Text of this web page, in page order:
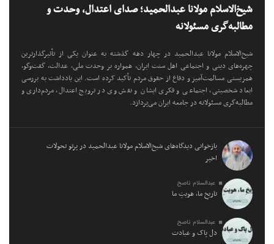
شیخ‌الاسلام مولانا عبدالحمید؛ صدای اعتدال، وحدت و
مطالبه‌گری مسئولانه
شیخ‌الاسلام مولانا عبدالحمید در چهار دهه گذشته به عنوان یکی از تأثیرگذارترین
چهره‌های دینی و اجتماعی اهل سنت ایران، همواره بر وحدت ملی، عدالت، گفت‌وگو،
همزیستی مسالمت‌آمیز و دفاع از حقوق مردم تأکید کرده است. این یادداشت به بررسی
ابعاد شخصیتی، اجتماعی و فکری ایشان و نقش وی در ترویج اعتدال، مردم‌داری و
مطالبه‌گری مسئولانه در جامعه ایران می‌پردازد.
بازخوانی دیدگاه‌های شیخ‌الاسلام مولانا عبدالحمید در پرتو تحولات
اخیر
عبدالسلام ناصح
تاریخِ ما، هویتِ ما
عبدالسلام ناصح
دل پاک و عبادت